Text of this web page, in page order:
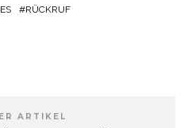
RÜCKRUF
ARTIKEL